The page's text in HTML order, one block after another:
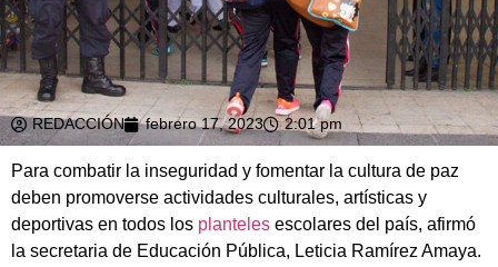
REDACCIÓN febrero 17, 2023 2:01 pm
Para combatir la inseguridad y fomentar la cultura de paz
deben promoverse actividades culturales, artísticas y
deportivas en todos los planteles escolares del país, afirmó
la secretaria de Educación Pública, Leticia Ramírez Amaya.